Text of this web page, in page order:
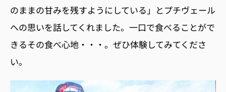
のままの甘みを残すようにしている」とプチヴェール
への思いを話してくれました。一口で食べることがで
きるその食べ心地・・・。ぜひ体験してみてくださ
い。